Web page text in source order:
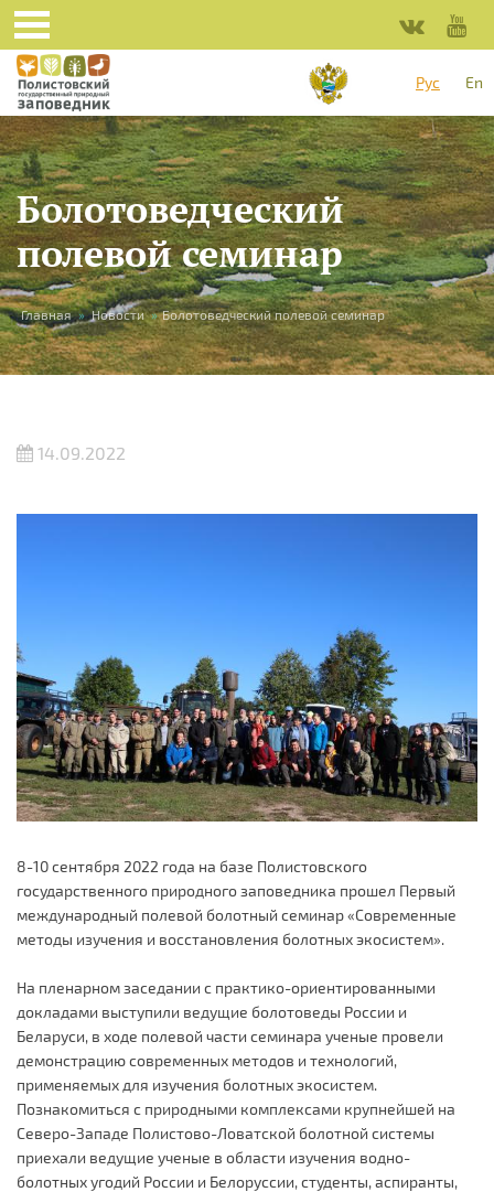
Перейти к основному содержанию
Рус
En
Болотоведческий
полевой семинар
Вы здесь
Главная » Новости » Болотоведческий полевой семинар
14.09.2022
8-10 сентября 2022 года на базе Полистовского
государственного природного заповедника прошел Первый
международный полевой болотный семинар «Современные
методы изучения и восстановления болотных экосистем».
На пленарном заседании с практико-ориентированными
докладами выступили ведущие болотоведы России и
Беларуси, в ходе полевой части семинара ученые провели
демонстрацию современных методов и технологий,
применяемых для изучения болотных экосистем.
Познакомиться с природными комплексами крупнейшей на
Северо-Западе Полистово-Ловатской болотной системы
приехали ведущие ученые в области изучения водно-
болотных угодий России и Белоруссии, студенты, аспиранты,